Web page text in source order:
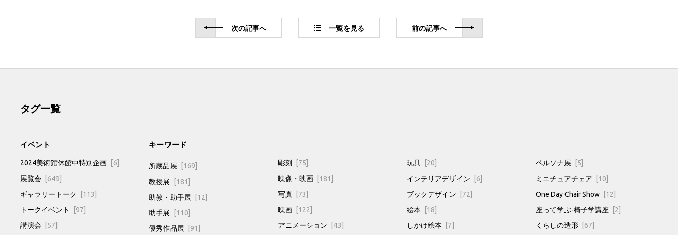
次の記事へ 一覧を見る 前の記事へ
タグ一覧
イベント
2024美術館休館中特別企画 [6]
展覧会 [649]
ギャラリートーク [113]
トークイベント [97]
講演会 [57]
キーワード
所蔵品展 [169]
教授展 [181]
助教・助手展 [12]
助手展 [110]
優秀作品展 [91]
彫刻 [75]
映像・映画 [181]
写真 [73]
映画 [122]
アニメーション [43]
玩具 [20]
インテリアデザイン [6]
ブックデザイン [72]
絵本 [18]
しかけ絵本 [7]
ペルソナ展 [5]
ミニチュアチェア [10]
One Day Chair Show [12]
座って学ぶ-椅子学講座 [2]
くらしの造形 [67]